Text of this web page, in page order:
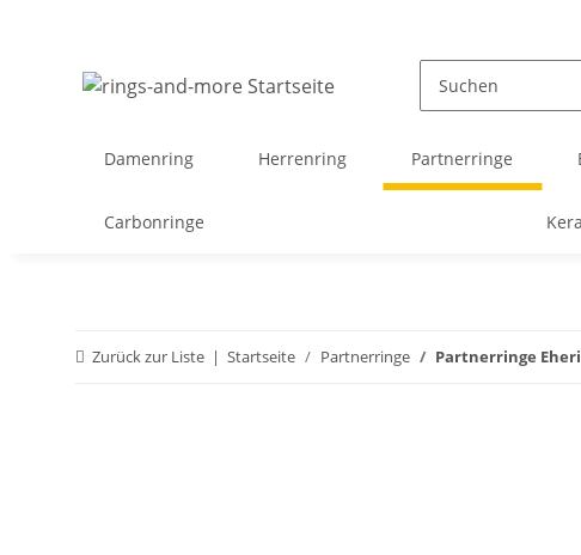
Damenring Herrenring Partnerringe
Carbonringe
Zurück zur Liste Startseite Partnerringe Partnerringe